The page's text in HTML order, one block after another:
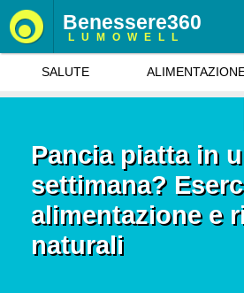
Pancia piatta in
settimana?
alimentazione e
naturali
Benessere360
LUMOWELL
SALUTE